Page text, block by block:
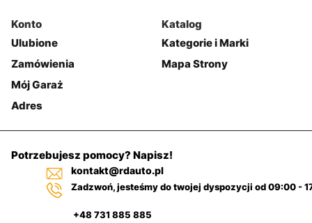
Konto
Ulubione
Zamówienia
Mój Garaż
Adres
Katalog
Kategorie i Marki
Mapa Strony
Potrzebujesz pomocy? Napisz!
kontakt@rdauto.pl
Zadzwoń, jesteśmy do twojej dyspozycji od 09:00 -
+48 731 885 885